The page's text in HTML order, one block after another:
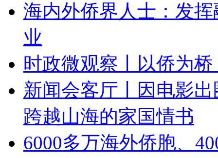
海内外侨界人士：发
业
时政微观察丨以侨为
新闻会客厅丨因电影
跨越山海的家国情书
6000多万海外侨胞、